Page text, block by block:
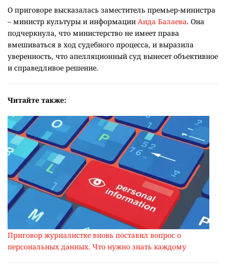
О приговоре высказалась заместитель премьер-министра
– министр культуры и информации Аида Балаева. Она
подчеркнула, что министерство не имеет права
вмешиваться в ход судебного процесса, и выразила
уверенность, что апелляционный суд вынесет объективное
и справедливое решение.
Читайте также:
Приговор журналистке вновь поставил вопрос о
персональных данных. Что нужно знать каждому